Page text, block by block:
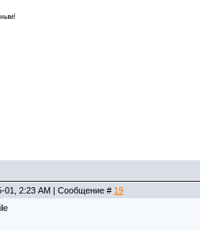
01, 2:23 AM | Сообщение # 19